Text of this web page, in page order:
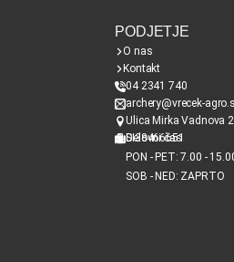
PODJETJE
O nas
Kontakt
04 2341 740
archery@vrecek-
Ulica Mirka Vadnova
SI38466651
Delovni čas
PON - PET: 7.00 -
SOB - NED: ZAPRTO